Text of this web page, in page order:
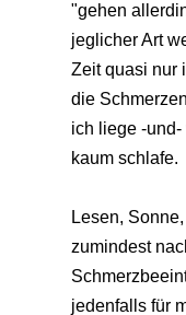
"gehen
jeglicher Art
Zeit quasi nur
die
ich liege -
kaum schlafe.
Lesen,
zumindest
jedenfalls für